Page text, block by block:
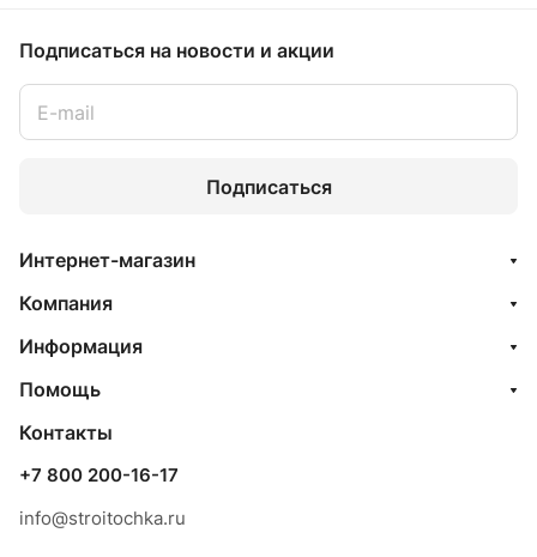
Подписаться на новости и акции
Подписаться
Интернет-магазин
Компания
Информация
Помощь
Контакты
+7 800 200-16-17
info@stroitochka.ru